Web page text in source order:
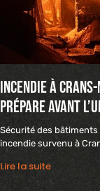
Incendie à
prépare avant
Sécurité des bâtiments
incendie survenu à
Lire la suite